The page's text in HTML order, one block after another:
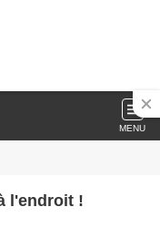
MENU
l'endroit !